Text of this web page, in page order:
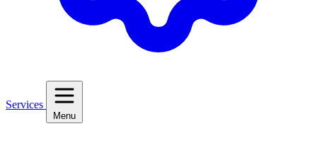
Services
Menu